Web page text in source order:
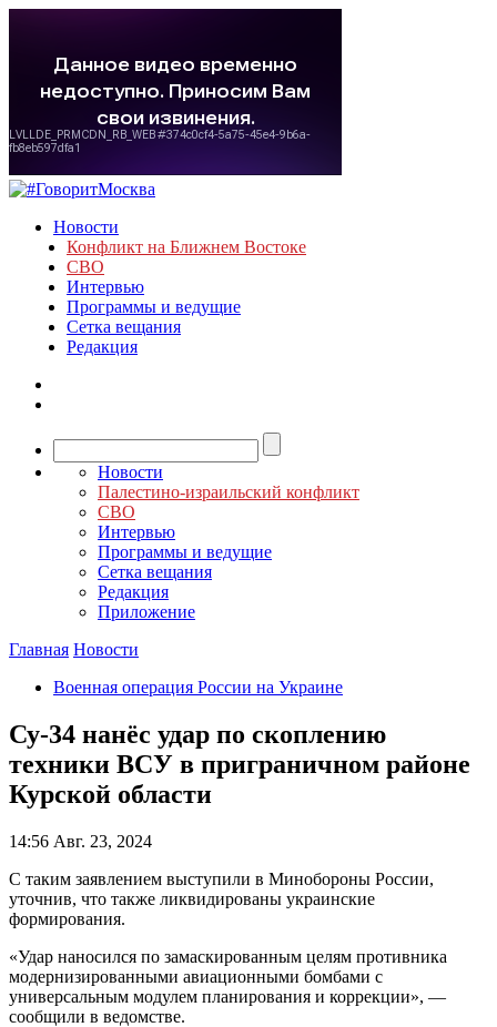
Новости
Конфликт на Ближнем Востоке
СВО
Интервью
Программы и ведущие
Сетка вещания
Редакция
Новости
Палестино-израильский конфликт
СВО
Интервью
Программы и ведущие
Сетка вещания
Редакция
Приложение
Главная Новости
Военная операция России на Украине
Су-34 нанёс удар по скоплению
техники ВСУ в приграничном районе
Курской области
14:56 Авг. 23, 2024
С таким заявлением выступили в Минобороны России,
уточнив, что также ликвидированы украинские
формирования.
«Удар наносился по замаскированным целям противника
модернизированными авиационными бомбами с
универсальным модулем планирования и коррекции», —
сообщили в ведомстве.